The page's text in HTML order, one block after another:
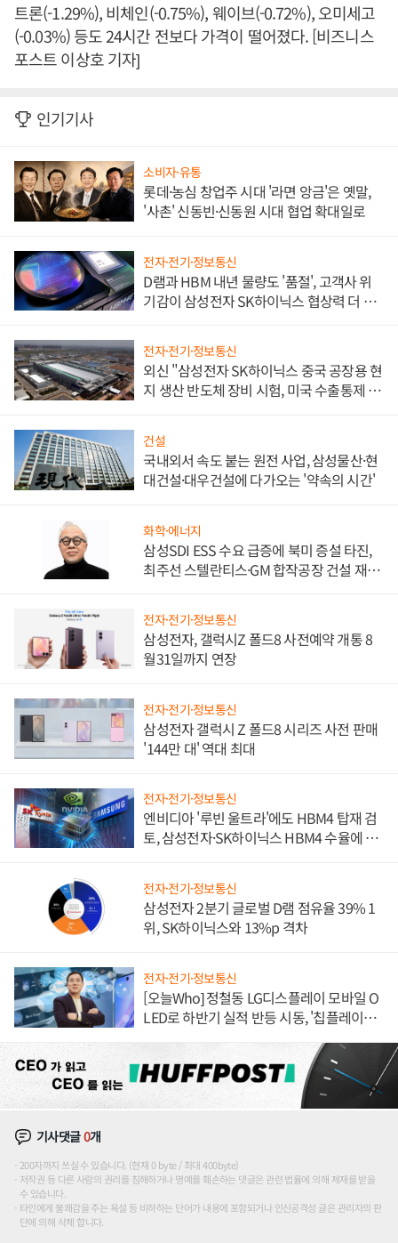
트론(-1.29%), 비체인(-0.75%), 웨이브(-0.72%), 오미세고
(-0.03%) 등도 24시간 전보다 가격이 떨어졌다. [비즈니스
포스트 이상호 기자]
인기기사
소비자·유통
롯데·농심 창업주 시대 '라면 앙금'은 옛말,
'사촌' 신동빈·신동원 시대 협업 확대일로
전자·전기·정보통신
D램과 HBM 내년 물량도 '품절', 고객사 위
기감이 삼성전자 SK하이닉스 협상력 더 키
전자·전기·정보통신
외신 "삼성전자 SK하이닉스 중국 공장용 현
지 생산 반도체 장비 시험, 미국 수출통제 대
건설
국내외서 속도 붙는 원전 사업, 삼성물산·현
대건설·대우건설에 다가오는 '약속의 시간'
화학·에너지
삼성SDI ESS 수요 급증에 북미 증설 타진,
최주선 스텔란티스·GM 합작공장 건설 재추
전자·전기·정보통신
삼성전자, 갤럭시Z 폴드8 사전예약 개통 8
월31일까지 연장
전자·전기·정보통신
삼성전자 갤럭시 Z 폴드8 시리즈 사전 판매
'144만 대' 역대 최대
전자·전기·정보통신
엔비디아 '루빈 울트라'에도 HBM4 탑재 검
토, 삼성전자·SK하이닉스 HBM4 수율에 주
전자·전기·정보통신
삼성전자 2분기 글로벌 D램 점유율 39% 1
위, SK하이닉스와 13%p 격차
전자·전기·정보통신
[오늘Who] 정철동 LG디스플레이 모바일 O
LED로 하반기 실적 반등 시동, '칩플레이
기사댓글0개
200자까지 쓰실 수 있습니다. (현재 0 byte / 최대 400byte)
저작권 등 다른 사람의 권리를 침해하거나 명예를 훼손하는 댓글은 관련 법률에 의해 제재를 받을
수 있습니다.
타인에게 불쾌감을 주는 욕설 등 비하하는 단어가 내용에 포함되거나 인신공격성 글은 관리자의 판
단에 의해 삭제 합니다.